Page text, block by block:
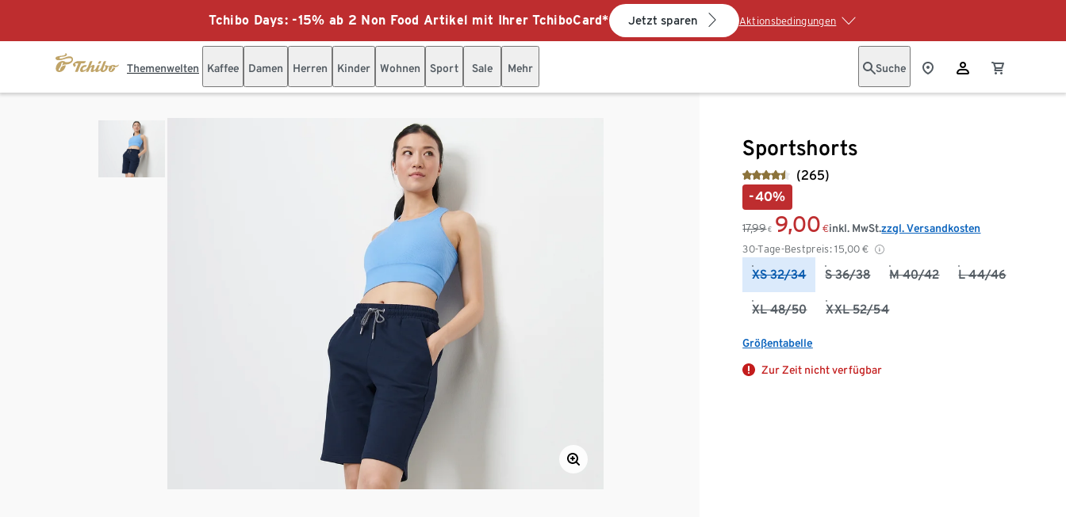
Tchibo Days: -15% ab 2 Non Food Artikel mit Ihrer TchiboCard* Jetzt sparen Aktionsbedingungen
Themenwelten Kaffee Damen Herren Kinder Wohnen Sport Sale Mehr Suche
Sportshorts
(265)
-40%
17,99 € 9,00 €
30-Tage-Bestpreis: 15,00 €
inkl. MwSt.zzgl. Versandkosten
XS 32/34 S 36/38 M 40/42 L 44/46
XL 48/50 XXL 52/54
Größentabelle
Zur Zeit nicht verfügbar